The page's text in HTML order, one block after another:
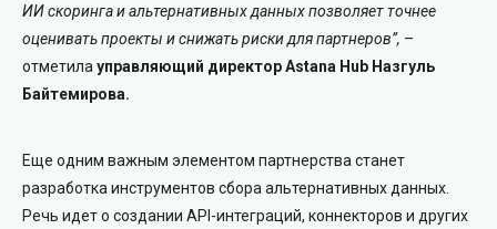
ИИ скоринга и альтернативных данных позволяет точнее
оценивать проекты и снижать риски для партнеров”, –
отметила управляющий директор Astana Hub Назгуль
Байтемирова.
Еще одним важным элементом партнерства станет
разработка инструментов сбора альтернативных данных.
Речь идет о создании API-интеграций, коннекторов и других